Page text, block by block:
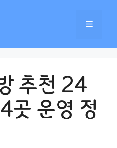
메
추천 24
곳 운영 정